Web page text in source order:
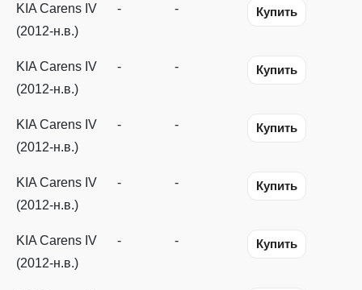
KIA Carens IV
(2012-н.в.)
- - Купить
KIA Carens IV
(2012-н.в.)
- - Купить
KIA Carens IV
(2012-н.в.)
- - Купить
KIA Carens IV
(2012-н.в.)
- - Купить
KIA Carens IV
(2012-н.в.)
- - Купить